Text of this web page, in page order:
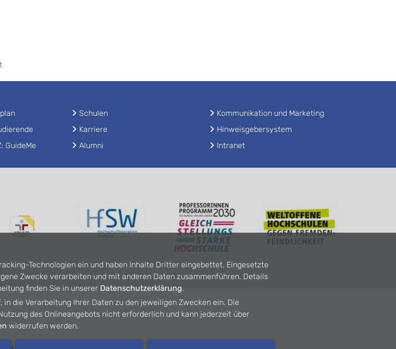
GuideMe
Schulen
Karriere
Alumni
Kommunikation und Marketing
Hinweisgebersystem
Intranet
Technologien ein und haben Inhalte Dritter eingebettet. Eingesetzte
Zwecke verarbeiten und mit anderen Daten zusammenführen. Details
finden Sie in unserer Datenschutzerklärung.
in die Verarbeitung Ihrer Daten zu den jeweiligen Zwecken ein. Die
des Onlineangebots nicht erforderlich und kann jederzeit über
widerrufen werden.